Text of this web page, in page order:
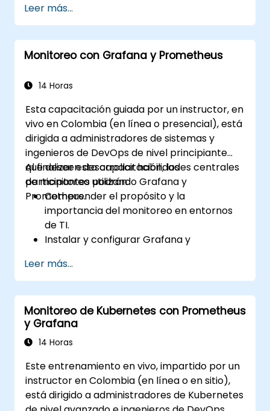
Leer más...
Monitoreo con Grafana y Prometheus
14 Horas
Esta capacitación guiada por un instructor, en
vivo en Colombia (en línea o presencial), está
dirigida a administradores de sistemas y
ingenieros de DevOps de nivel principiante
que deseen desarrollar habilidades centrales
de monitoreo utilizando Grafana y
Prometheus.
Al finalizar esta capacitación, los
participantes podrán:
Comprender el propósito y la
importancia del monitoreo en entornos
de TI.
Instalar y configurar Grafana y
monitoreo.
Crear paneles simples y configuraciones
de alerta para visualizar el rendimiento
del sistema.
Aplicar las mejores prácticas para
monitorear la disponibilidad y el
Leer más...
Monitoreo de Kubernetes con Prometheus
y Grafana
14 Horas
Este entrenamiento en vivo, impartido por un
instructor en Colombia (en línea o en sitio),
está dirigido a administradores de Kubernetes